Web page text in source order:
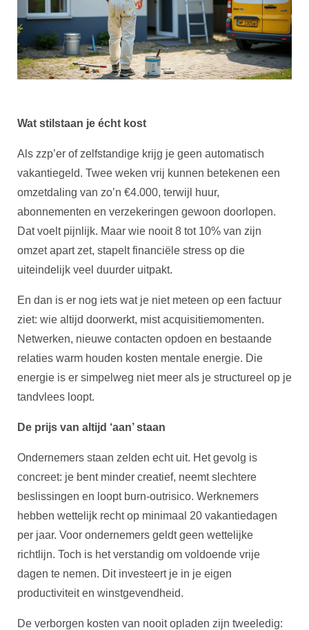
Wat stilstaan je écht kost
Als zzp’er of zelfstandige krijg je geen automatisch
vakantiegeld. Twee weken vrij kunnen betekenen een
omzetdaling van zo’n €4.000, terwijl huur,
abonnementen en verzekeringen gewoon doorlopen.
Dat voelt pijnlijk. Maar wie nooit 8 tot 10% van zijn
omzet apart zet, stapelt financiële stress op die
uiteindelijk veel duurder uitpakt.
En dan is er nog iets wat je niet meteen op een factuur
ziet: wie altijd doorwerkt, mist acquisitiemomenten.
Netwerken, nieuwe contacten opdoen en bestaande
relaties warm houden kosten mentale energie. Die
energie is er simpelweg niet meer als je structureel op je
tandvlees loopt.
De prijs van altijd ‘aan’ staan
Ondernemers staan zelden echt uit. Het gevolg is
concreet: je bent minder creatief, neemt slechtere
beslissingen en loopt burn-outrisico. Werknemers
hebben wettelijk recht op minimaal 20 vakantiedagen
per jaar. Voor ondernemers geldt geen wettelijke
richtlijn. Toch is het verstandig om voldoende vrije
dagen te nemen. Dit investeert je in je eigen
productiviteit en winstgevendheid.
De verborgen kosten van nooit opladen zijn tweeledig: